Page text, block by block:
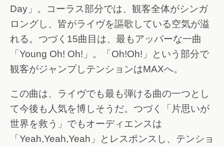
Day」。コーラス部分では、観客全体がシンガ
ロングし、皆がライヴを謳歌している空気が溢
れる。つづく15曲目は、最もアッパーな一曲
「Young Oh! Oh!」。「Oh!Oh!」という部分で
観客がジャンプしテンションはMAXへ。
この曲は、ライヴでも最も弾ける曲の一つとし
て今後も人気を博しそうだ。つづく「片思いが
世界を救う」でもオーディエンスは
「Yeah,Yeah,Yeah」とレスポンスし、テンショ